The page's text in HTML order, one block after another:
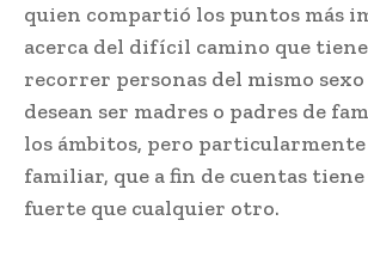
quien compartió los puntos más
acerca del difícil camino que
recorrer personas del mismo sexo
desean ser madres o padres de
los ámbitos, pero particularmente
familiar, que a fin de cuentas tiene
fuerte que cualquier otro.